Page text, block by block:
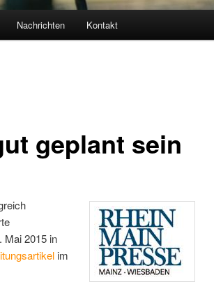
Nachrichten Kontakt
geplant sein
Mai 2015 in
im